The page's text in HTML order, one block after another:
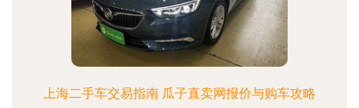
上海二手车交易指南 瓜子直卖网报价与购车攻略